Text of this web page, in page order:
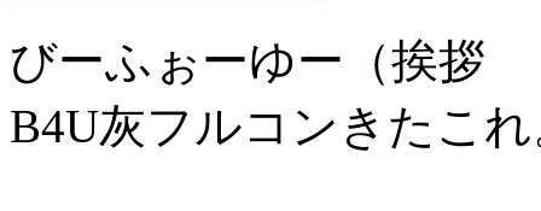
びーふぉーゆー（挨拶
B4U灰フルコンきたこ